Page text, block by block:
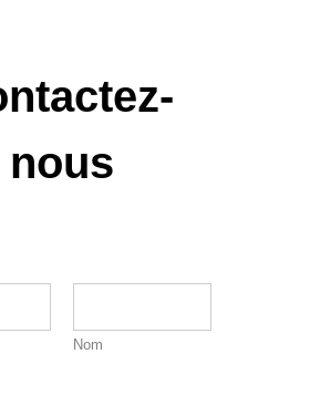
nous
Nom